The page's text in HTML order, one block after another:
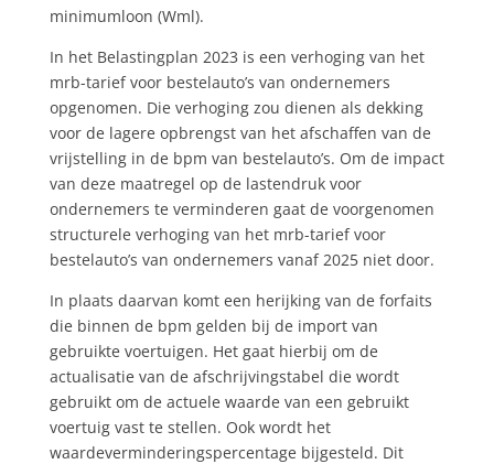
minimumloon (Wml).
In het Belastingplan 2023 is een verhoging van het
mrb-tarief voor bestelauto’s van ondernemers
opgenomen. Die verhoging zou dienen als dekking
voor de lagere opbrengst van het afschaffen van de
vrijstelling in de bpm van bestelauto’s. Om de impact
van deze maatregel op de lastendruk voor
ondernemers te verminderen gaat de voorgenomen
structurele verhoging van het mrb-tarief voor
bestelauto’s van ondernemers vanaf 2025 niet door.
In plaats daarvan komt een herijking van de forfaits
die binnen de bpm gelden bij de import van
gebruikte voertuigen. Het gaat hierbij om de
actualisatie van de afschrijvingstabel die wordt
gebruikt om de actuele waarde van een gebruikt
voertuig vast te stellen. Ook wordt het
waardeverminderingspercentage bijgesteld. Dit